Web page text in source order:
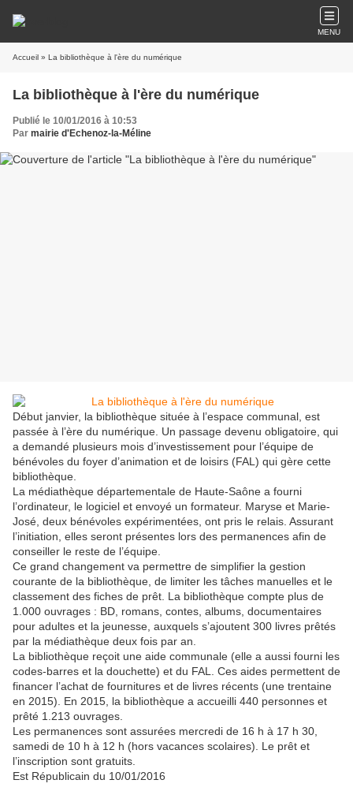
MENU
Accueil » La bibliothèque à l'ère du numérique
La bibliothèque à l'ère du numérique
Publié le 10/01/2016 à 10:53
Par mairie d'Echenoz-la-Méline
Début janvier, la bibliothèque située à l’espace communal, est
passée à l’ère du numérique. Un passage devenu obligatoire, qui
a demandé plusieurs mois d’investissement pour l’équipe de
bénévoles du foyer d’animation et de loisirs (FAL) qui gère cette
bibliothèque.
La médiathèque départementale de Haute-Saône a fourni
l’ordinateur, le logiciel et envoyé un formateur. Maryse et Marie-
José, deux bénévoles expérimentées, ont pris le relais. Assurant
l’initiation, elles seront présentes lors des permanences afin de
conseiller le reste de l’équipe.
Ce grand changement va permettre de simplifier la gestion
courante de la bibliothèque, de limiter les tâches manuelles et le
classement des fiches de prêt. La bibliothèque compte plus de
1.000 ouvrages : BD, romans, contes, albums, documentaires
pour adultes et la jeunesse, auxquels s’ajoutent 300 livres prêtés
par la médiathèque deux fois par an.
La bibliothèque reçoit une aide communale (elle a aussi fourni les
codes-barres et la douchette) et du FAL. Ces aides permettent de
financer l’achat de fournitures et de livres récents (une trentaine
en 2015). En 2015, la bibliothèque a accueilli 440 personnes et
prêté 1.213 ouvrages.
Les permanences sont assurées mercredi de 16 h à 17 h 30,
samedi de 10 h à 12 h (hors vacances scolaires). Le prêt et
l’inscription sont gratuits.
Est Républicain du 10/01/2016